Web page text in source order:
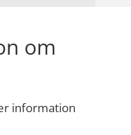
om
information